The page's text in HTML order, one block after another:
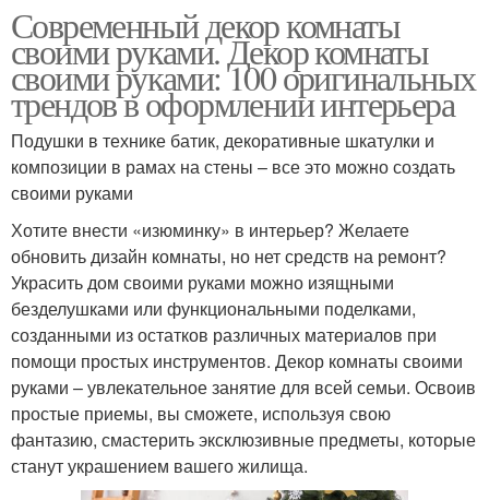
Современный декор комнаты
своими руками. Декор комнаты
своими руками: 100 оригинальных
трендов в оформлении интерьера
Подушки в технике батик, декоративные шкатулки и
композиции в рамах на стены – все это можно создать
своими руками
Хотите внести «изюминку» в интерьер? Желаете
обновить дизайн комнаты, но нет средств на ремонт?
Украсить дом своими руками можно изящными
безделушками или функциональными поделками,
созданными из остатков различных материалов при
помощи простых инструментов. Декор комнаты своими
руками – увлекательное занятие для всей семьи. Освоив
простые приемы, вы сможете, используя свою
фантазию, смастерить эксклюзивные предметы, которые
станут украшением вашего жилища.